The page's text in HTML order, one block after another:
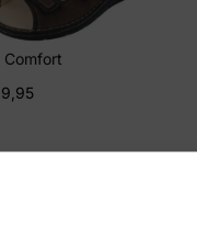
Comfort